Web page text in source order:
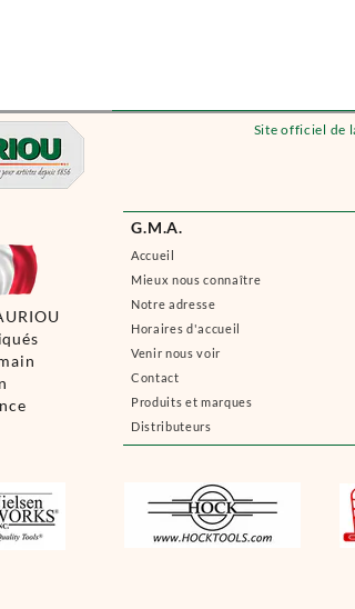
Site officiel de
G.M.A.
Accueil
Mieux nous connaître
Notre adresse
Horaires d'accueil
Venir nous voir
Contact
Produits et marques
Distributeurs